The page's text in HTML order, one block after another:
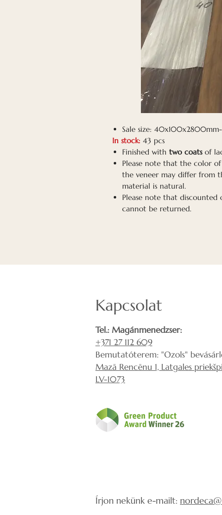
Sale size:
In stock: 43 pcs
Finished with two coatsof
Please note that the color
the veneer may differ from
material is natural.
Please note that discounted
cannot be returned.
Kapcsolat
Tel.: Magánmenedzser:
+371 27 112 609
Bemutatóterem: "Ozols"
Mazā Rencēnu 1, Latgales
LV-1073
Írjon nekünk e-mailt: